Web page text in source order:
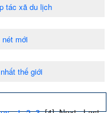
tác xã du lịch
nét mới
thế giới